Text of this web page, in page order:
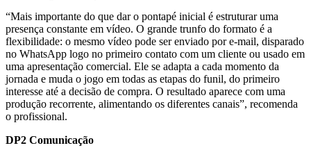
“Mais importante do que dar o pontapé inicial é estruturar uma
presença constante em vídeo. O grande trunfo do formato é a
flexibilidade: o mesmo vídeo pode ser enviado por e-mail, disparado
no WhatsApp logo no primeiro contato com um cliente ou usado em
uma apresentação comercial. Ele se adapta a cada momento da
jornada e muda o jogo em todas as etapas do funil, do primeiro
interesse até a decisão de compra. O resultado aparece com uma
produção recorrente, alimentando os diferentes canais”, recomenda
o profissional.
DP2 Comunicação